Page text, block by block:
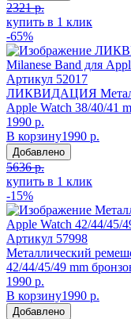
2321 р.
купить в 1 клик
-65%
Артикул 52017
ЛИКВИДАЦИЯ
Apple Watch 38/40/41
1990 р.
В корзину1990 р.
Добавлено
5636 р.
купить в 1 клик
-15%
Артикул 57998
Металлический
42/44/45/49 mm
1990 р.
В корзину1990 р.
Добавлено